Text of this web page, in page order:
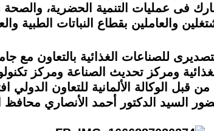
تشارك فى عمليات التنمية الحضرية،
والعاملين بقطاع النباتات الطبية
للصناعات الغذائية بالتعاون مع
ومركز تحديث الصناعة ومركز